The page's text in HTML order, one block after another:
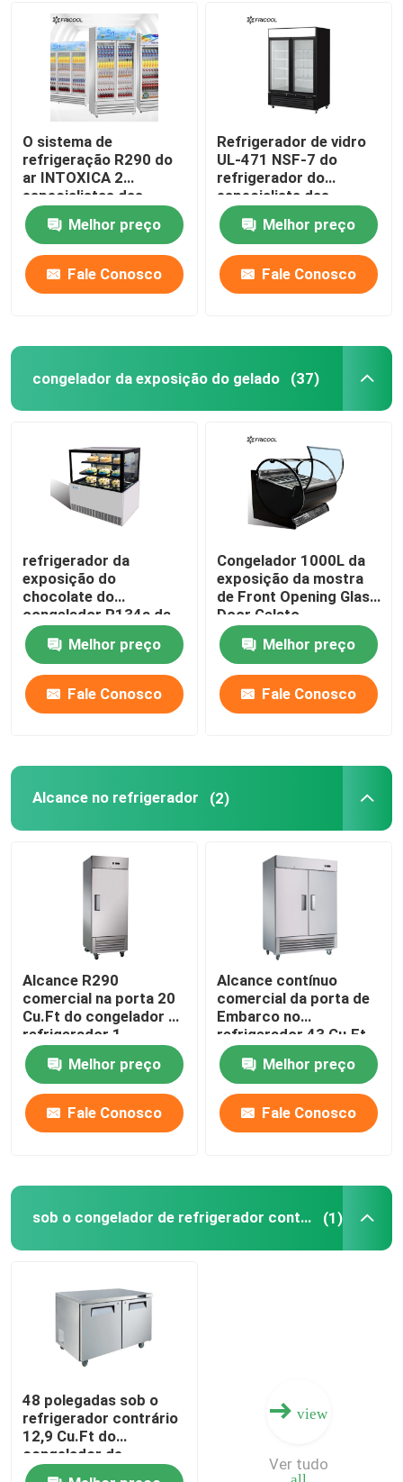
O sistema de
refrigeração R290 do
ar INTOXICA 2
especialistas das
técnicas mercantís de
vidro 1170L da porta
Melhor preço
Fale Conosco
Refrigerador de vidro
UL-471 NSF-7 do
refrigerador do
especialista das
técnicas mercantís da
porta do
supermercado 2
Melhor preço
Fale Conosco
congelador da exposição do gelado (37)
refrigerador da
exposição do
chocolate do
congelador R134a da
exposição do gelado
190L
Melhor preço
Fale Conosco
Congelador 1000L da
exposição da mostra
de Front Opening Glass
Door Gelato
Melhor preço
Fale Conosco
Alcance no refrigerador (2)
Alcance R290
comercial na porta 20
Cu.Ft do congelador de
refrigerador 1
Melhor preço
Fale Conosco
Alcance contínuo
comercial da porta de
Embarco no
refrigerador 43 Cu.Ft
Melhor preço
Fale Conosco
sob o congelador de refrigerador contrário (1)
48 polegadas sob o
refrigerador contrário
12,9 Cu.Ft do
congelador de
refrigerador
view
all
Ver tudo